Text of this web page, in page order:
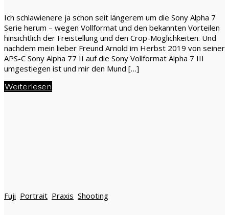
Ich schlawienere ja schon seit längerem um die Sony Alpha 7
Serie herum – wegen Vollformat und den bekannten Vorteilen
hinsichtlich der Freistellung und den Crop-Möglichkeiten. Und
nachdem mein lieber Freund Arnold im Herbst 2019 von seiner
APS-C Sony Alpha 77 II auf die Sony Vollformat Alpha 7 III
umgestiegen ist und mir den Mund […]
Weiterlesen
Fuji Portrait Praxis Shooting